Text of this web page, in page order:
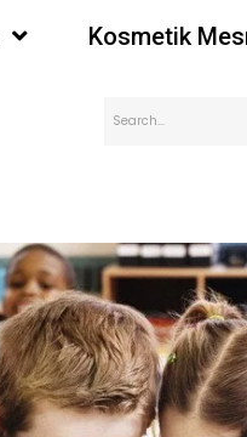
Kosmetik